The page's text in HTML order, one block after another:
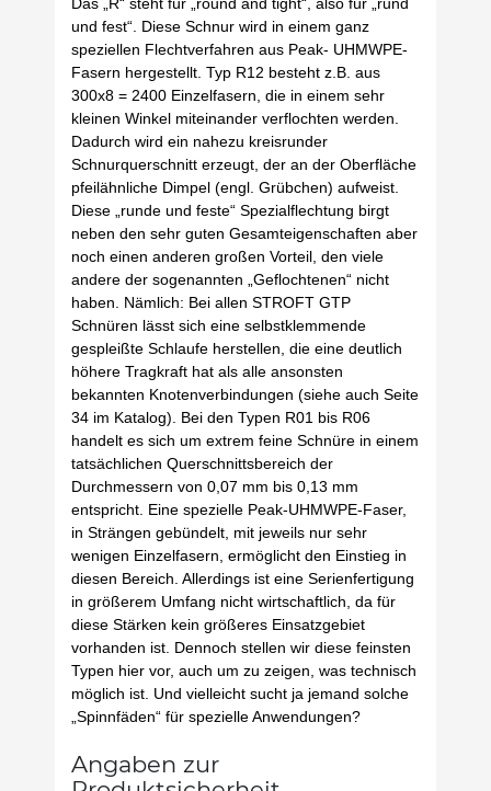
und fest“. Diese Schnur wird in einem ganz
speziellen Flechtverfahren aus Peak- UHMWPE-
Fasern hergestellt. Typ R12 besteht z.B. aus
300x8 = 2400 Einzelfasern, die in einem sehr
kleinen Winkel miteinander verflochten werden.
Dadurch wird ein nahezu kreisrunder
Schnurquerschnitt erzeugt, der an der Oberfläche
pfeilähnliche Dimpel (engl. Grübchen) aufweist.
Diese „runde und feste“ Spezialflechtung birgt
neben den sehr guten Gesamteigenschaften aber
noch einen anderen großen Vorteil, den viele
andere der sogenannten „Geflochtenen“ nicht
haben. Nämlich: Bei allen STROFT GTP
Schnüren lässt sich eine selbstklemmende
gespleißte Schlaufe herstellen, die eine deutlich
höhere Tragkraft hat als alle ansonsten
bekannten Knotenverbindungen (siehe auch Seite
34 im Katalog). Bei den Typen R01 bis R06
handelt es sich um extrem feine Schnüre in einem
tatsächlichen Querschnittsbereich der
Durchmessern von 0,07 mm bis 0,13 mm
entspricht. Eine spezielle Peak-UHMWPE-Faser,
in Strängen gebündelt, mit jeweils nur sehr
wenigen Einzelfasern, ermöglicht den Einstieg in
diesen Bereich. Allerdings ist eine Serienfertigung
in größerem Umfang nicht wirtschaftlich, da für
diese Stärken kein größeres Einsatzgebiet
vorhanden ist. Dennoch stellen wir diese feinsten
Typen hier vor, auch um zu zeigen, was technisch
möglich ist. Und vielleicht sucht ja jemand solche
„Spinnfäden“ für spezielle Anwendungen?
Angaben zur